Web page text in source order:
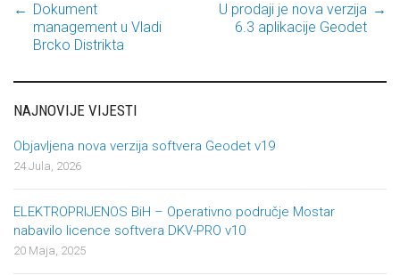
Post navigation
← Dokument
management u Vladi
Brcko Distrikta
U prodaji je nova verzija
6.3 aplikacije Geodet
→
NAJNOVIJE VIJESTI
Objavljena nova verzija softvera Geodet v19
24 Jula, 2026
ELEKTROPRIJENOS BiH – Operativno područje Mostar
nabavilo licence softvera DKV-PRO v10
20 Maja, 2025